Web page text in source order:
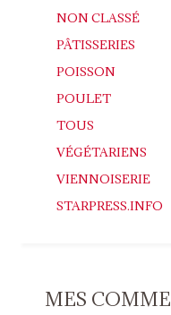
NON CLASSÉ
PÂTISSERIES
POISSON
POULET
TOUS
VÉGÉTARIENS
VIENNOISERIE
STARPRESS.INFO
MES